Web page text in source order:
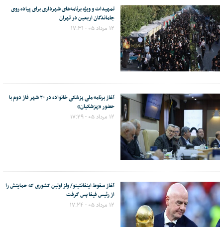
تمهیدات و ویژه برنامه‌های شهرداری برای پیاده روی
جاماندگان اربعین در تهران
۱۲ مرداد ۰۵ - ۱۷:۳۱
آغاز برنامه ملی پزشکی خانواده در ۲۰ شهر فاز دوم با
حضور «پزشکیان»
۱۲ مرداد ۰۵ - ۱۷:۲۹
آغاز سقوط اینفانتینو/ ولز اولین کشوری که حمایتش را
از رئیس فیفا پس گرفت
۱۲ مرداد ۰۵ - ۱۷:۲۴